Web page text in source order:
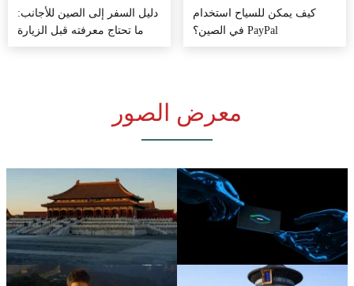
دليل السفر إلى الصين للأجانب:
ما تحتاج معرفته قبل الزيارة
كيف يمكن للسياح استخدام
PayPal في الصين؟
معرض الصور